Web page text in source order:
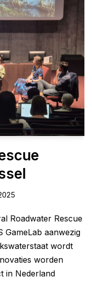
Roadwater Rescue
GameLab aanwezig
wordt
worden
in Nederland